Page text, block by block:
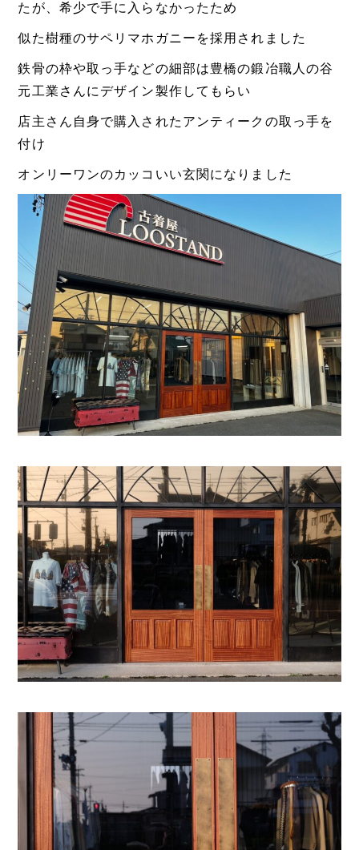
たが、希少で手に入らなかったため
似た樹種のサペリマホガニーを採用されました
鉄骨の枠や取っ手などの細部は豊橋の鍛冶職人の谷
元工業さんにデザイン製作してもらい
店主さん自身で購入されたアンティークの取っ手を
付け
オンリーワンのカッコいい玄関になりました